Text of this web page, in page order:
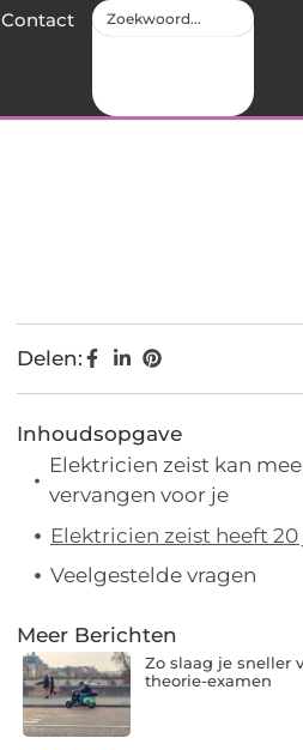
Contact
Delen:
Inhoudsopgave
Elektricien zeist kan
vervangen voor je
Elektricien zeist heeft
Veelgestelde vragen
Meer Berichten
Zo slaag je sneller
theorie-examen